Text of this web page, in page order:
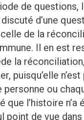
de questions,
d’une
de la
Il en est
la
puisqu’elle
personne ou
que l’histoire n’a
point de vue